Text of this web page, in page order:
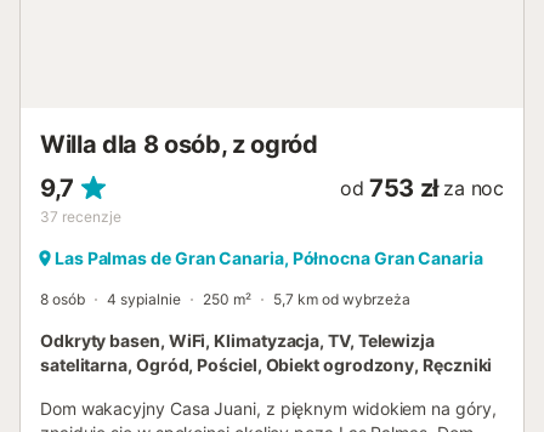
Willa dla 8 osób, z ogród
9,7
37 recenzje
od 753 zł za noc
Las Palmas de Gran Canaria, Północna Gran Canaria
8 osób 4 sypialnie 250 m² 5,7 km od wybrzeża
Odkryty basen, WiFi, Klimatyzacja, TV, Telewizja
satelitarna, Ogród, Pościel, Obiekt ogrodzony, Ręczniki
Dom wakacyjny Casa Juani, z pięknym widokiem na góry,